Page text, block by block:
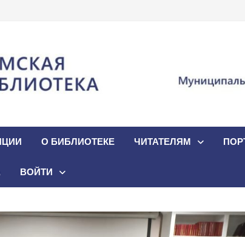
О БИБЛИОТЕКЕ ЧИТАТЕЛЯМ
ВОЙТИ